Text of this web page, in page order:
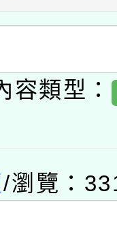
業研習
智慧
名單
教學軟
申請許可
辦理「
(星期六
景藝術
類型：
/瀏覽：